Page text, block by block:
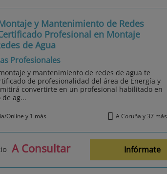
y Mantenimiento de Redes
Profesional en Montaje
de Agua
Profesionales
y mantenimiento de redes de agua te
de profesionalidad del área de Energía y
convertirte en un profesional habilitado en
ag...
Online y 1 más A Coruña y 37 más
A Consultar Infórmate